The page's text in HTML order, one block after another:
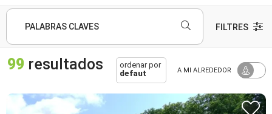
PALABRAS CLAVES FILTRES
99 resultados
ordenar por
defaut
A MI ALREDEDOR